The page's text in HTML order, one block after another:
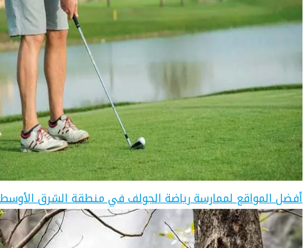
أفضل المواقع لممارسة رياضة الجولف في منطقة الشرق الأوسط